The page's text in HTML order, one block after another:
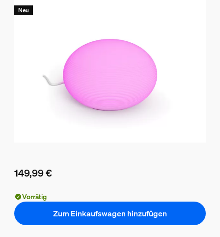
149,99 €
Neu
Vorrätig
Zum Einkaufswagen hinzufügen